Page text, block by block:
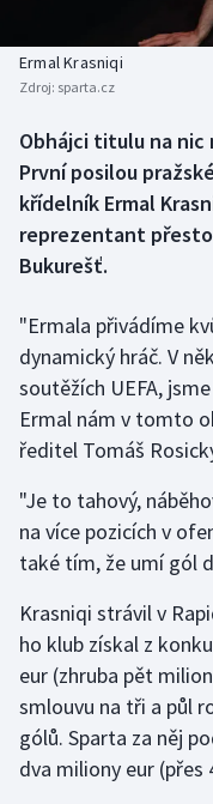
Boby a skeleton
Box
Curling
Dostihy
Futsal
Golf
Házená
Judo
Krasobruslení
Lezení
AZ kvíz
Ermal Krasniqi
Zdroj: sparta.cz
Obhájci titulu na nic
První posilou
křídelník Ermal
reprezentant
Bukurešť.
"Ermala přivádíme
dynamický hráč. V
soutěžích UEFA,
Ermal nám v tomto
ředitel Tomáš
"Je to tahový,
na více pozicích v
také tím, že umí gól
Krasniqi strávil v
ho klub získal z
eur (zhruba pět
smlouvu na tři a půl
gólů. Sparta za něj
dva miliony eur (přes